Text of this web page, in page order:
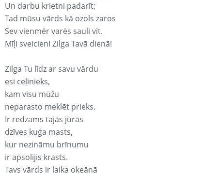
Un darbu krietni padarīt;
Tad mūsu vārds kā ozols zaros
Sev vienmēr varēs sauli vīt.
Mīļi sveicieni Zilga Tavā dienā!
Zilga Tu līdz ar savu vārdu
esi ceļinieks,
kam visu mūžu
neparasto meklēt prieks.
Ir redzams tajās jūrās
dzīves kuģa masts,
kur nezināmu brīnumu
ir apsolījis krasts.
Tavs vārds ir laika okeānā